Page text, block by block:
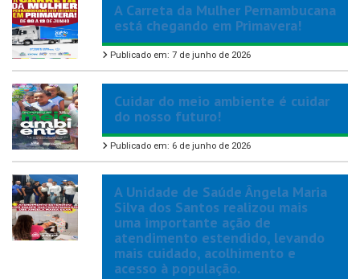
A Carreta da Mulher Pernambucana
está chegando em Primavera!
Publicado em: 7 de junho de 2026
Cuidar do meio ambiente é cuidar
do nosso futuro!
Publicado em: 6 de junho de 2026
A Unidade de Saúde Ângela Maria
Silva dos Santos realizou mais
uma importante ação de
atendimento estendido, levando
mais cuidado, acolhimento e
acesso à população.